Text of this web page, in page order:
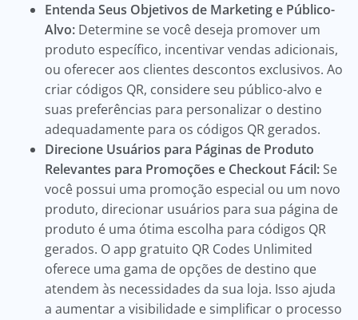
Entenda Seus Objetivos de Marketing e Público-
Alvo: Determine se você deseja promover um
produto específico, incentivar vendas adicionais,
ou oferecer aos clientes descontos exclusivos. Ao
criar códigos QR, considere seu público-alvo e
suas preferências para personalizar o destino
adequadamente para os códigos QR gerados.
Direcione Usuários para Páginas de Produto
Relevantes para Promoções e Checkout Fácil: Se
você possui uma promoção especial ou um novo
produto, direcionar usuários para sua página de
produto é uma ótima escolha para códigos QR
gerados. O app gratuito QR Codes Unlimited
oferece uma gama de opções de destino que
atendem às necessidades da sua loja. Isso ajuda
a aumentar a visibilidade e simplificar o processo